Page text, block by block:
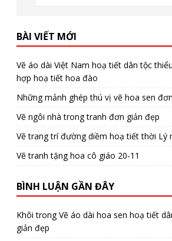
BÀI VIẾT MỚI
Vẽ áo dài Việt Nam hoạ tiết dân tộc
hợp hoạ tiết hoa đào
Những mảnh ghép thú vị vẽ hoa sen
Vẽ ngôi nhà trong tranh đơn giản đẹp
Vẽ trang trí đường diềm hoạ tiết thời Lý
Vẽ tranh tặng hoa cô giáo 20-11
BÌNH LUẬN GẦN ĐÂY
Khôi trongVẽ áo dài hoa sen hoạ tiết
giản đẹp